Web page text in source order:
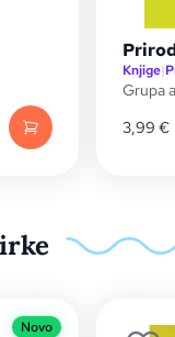
Knjige|
Grupa
3,99 €
Novo